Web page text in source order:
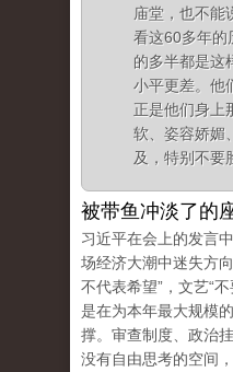
庙堂，也不能
看这60多年的
的多半都是这
小平更差。他
正是他们身上
软、姿容娇媚
及，特别不要
被带鱼冲淡了的
习近平在会上的发言
场经济大潮中迷失方
不代表希望”，文艺“
是在为本年最大规模
撑。 审查制度、政治
没有自由思考的空间